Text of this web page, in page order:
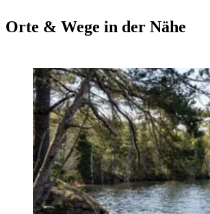
Orte & Wege in der Nähe